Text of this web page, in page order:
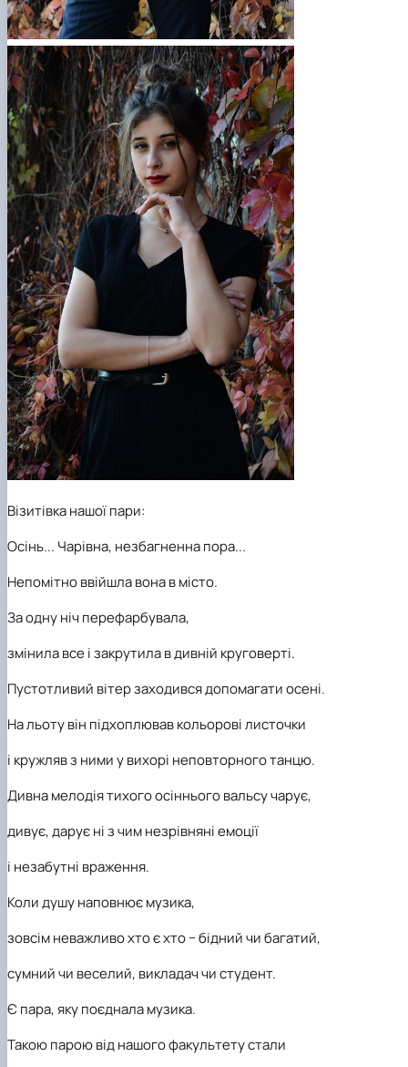
Візитівка нашої пари:
Осінь... Чарівна, незбагненна пора...
Непомітно ввійшла вона в місто.
За одну ніч перефарбувала,
змінила все і закрутила в дивній круговерті.
Пустотливий вітер заходився допомагати осені.
На льоту він підхоплював кольорові листочки
і кружляв з ними у вихорі неповторного танцю.
Дивна мелодія тихого осіннього вальсу чарує,
дивує, дарує ні з чим незрівняні емоції
і незабутні враження.
Коли душу наповнює музика,
зовсім неважливо хто є хто − бідний чи багатий,
сумний чи веселий, викладач чи студент.
Є пара, яку поєднала музика.
Такою парою від нашого факультету стали